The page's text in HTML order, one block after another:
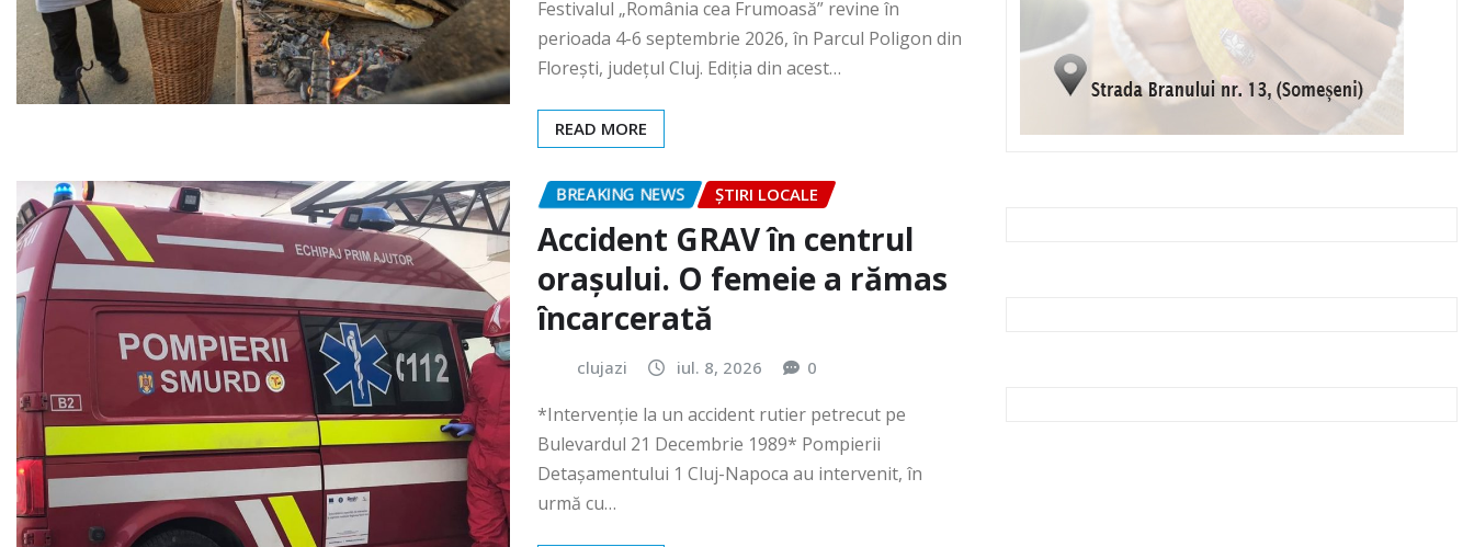
READ MORE
BREAKING NEWS
Accident GRAV în centrul
orașului. O femeie a rămas
încarcerată
clujazi iul. 8, 2026 0
*Intervenție la un accident rutier petrecut pe
Bulevardul 21 Decembrie 1989* Pompierii
Detașamentului 1 Cluj-Napoca au intervenit, în
urmă cu…
READ MORE